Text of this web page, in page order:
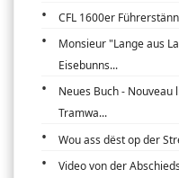
CFL 1600er Führerstänn
Monsieur "Lange aus
Eisebunns...
Neues Buch -
Tramwa...
Wou ass dëst op der
Video von der